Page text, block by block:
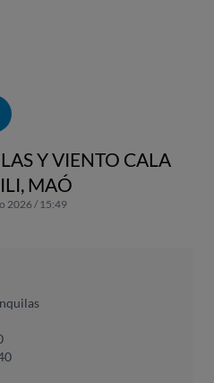
Y VIENTO CALA
MAÓ
2026 / 15:49